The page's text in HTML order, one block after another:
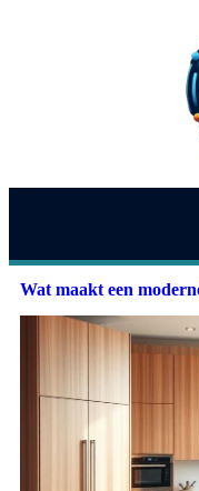
Wat maakt een